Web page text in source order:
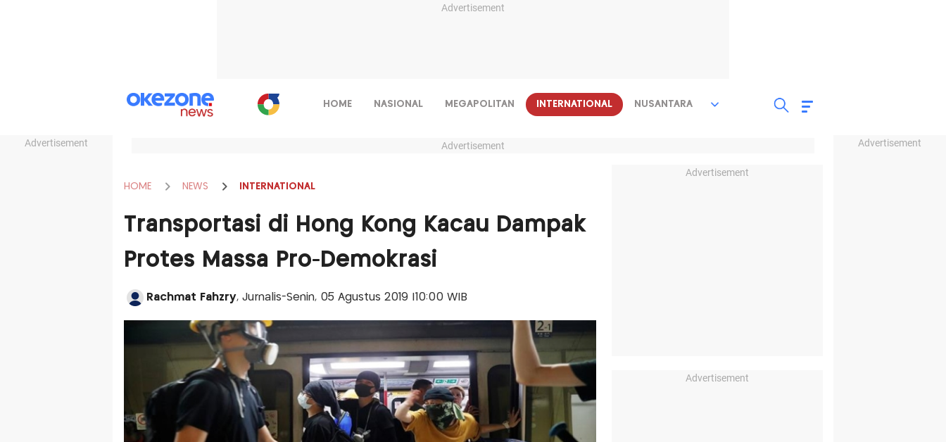
Advertisement
Advertisement Advertisement
HOME NASIONAL MEGAPOLITAN INTERNATIONAL NUSANTARA
Advertisement
HOME NEWS INTERNATIONAL
Transportasi di Hong Kong Kacau Dampak
Protes Massa Pro-Demokrasi
Rachmat Fahzry, Jurnalis-Senin, 05 Agustus 2019 |10:00 WIB
Advertisement
Advertisement